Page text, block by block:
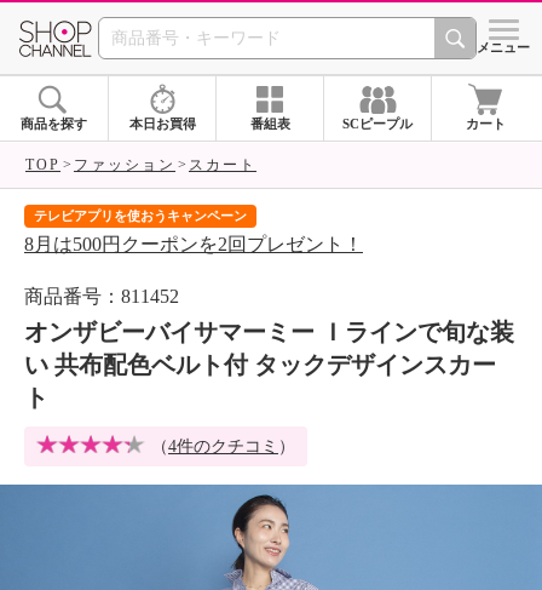
SHOP CHANNEL シメニュー
商品を探す 本日お買得 番組表 SCピープル カート
TOP ファッション スカート
テレビアプリを使おうキャンペーン
8月は500円クーポンを2回プレゼント！
商品番号：811452
オンザビーバイサマーミー Ｉラインで旬な装
い 共布配色ベルト付 タックデザインスカー
ト
（4件のクチコミ ）